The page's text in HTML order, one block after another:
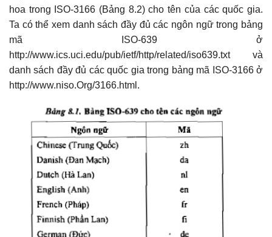
hoa trong ISO-3166 (Bảng 8.2) cho tên của các quốc gia.
Ta có thể xem danh sách đầy đủ các ngôn ngữ trong bảng
mã ISO-639 ở
http://www.ics.uci.edu/pub/ietf/http/related/iso639.txt và
danh sách đầy đủ các quốc gia trong bảng mã ISO-3166 ở
http://www.niso.Org/3166.html.